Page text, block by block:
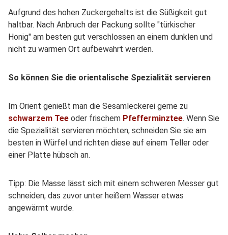
Aufgrund des hohen Zuckergehalts ist die Süßigkeit gut
haltbar. Nach Anbruch der Packung sollte "türkischer
Honig" am besten gut verschlossen an einem dunklen und
nicht zu warmen Ort aufbewahrt werden.
So können Sie die orientalische Spezialität servieren
Im Orient genießt man die Sesamleckerei gerne zu
schwarzem Tee oder frischem Pfefferminztee. Wenn Sie
die Spezialität servieren möchten, schneiden Sie sie am
besten in Würfel und richten diese auf einem Teller oder
einer Platte hübsch an.
Tipp: Die Masse lässt sich mit einem schweren Messer gut
schneiden, das zuvor unter heißem Wasser etwas
angewärmt wurde.